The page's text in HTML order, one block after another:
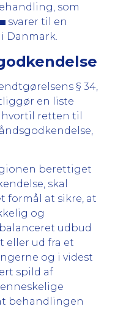
som
svarer til en
Danmark.
§ 34,
en liste
retten til
berettiget
skal
at sikre, at
og
udbud
eller ud fra et
og i videst
spild af
behandlingen